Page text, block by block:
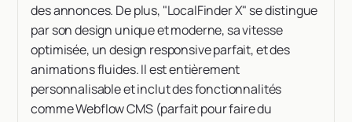
des annonces. De plus, "LocalFinder X" se distingue
par son design unique et moderne, sa vitesse
optimisée, un design responsive parfait, et des
animations fluides. Il est entièrement
personnalisable et inclut des fonctionnalités
comme Webflow CMS (parfait pour faire du